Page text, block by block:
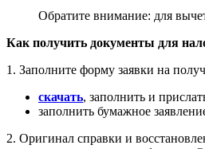
Обратите внимание: для
Как получить документы для
1. Заполните форму заявки на
скачать, заполнить и
заполнить бумажное
2. Оригинал справки и